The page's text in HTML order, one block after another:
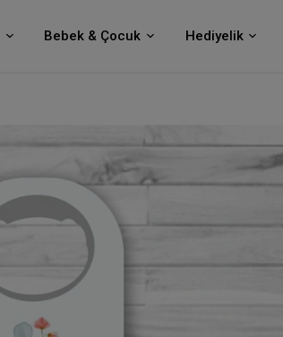
Bebek & Çocuk Hediyelik